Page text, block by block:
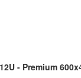
- Premium